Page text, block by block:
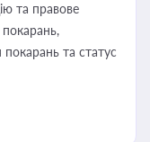
та правове
покарань та статус